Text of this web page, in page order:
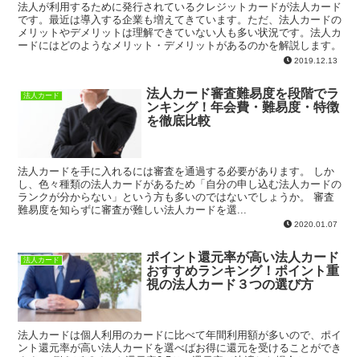
法人が利用するために発行されているクレジットカードが法人カード
です。最近は導入する企業も増えてきています。ただ、法人カードの
メリットやデメリットは理解できていない人も多い状況です。法人カ
ードにはどのようなメリット・デメリットがあるのかを解説します。
2019.12.13
法人カード
法人カード審査難易度を段階でラ
ンキング！年会費・難易度・特徴
を徹底比較
法人カードを手に入れるには審査を通過する必要があります。 しか
し、色々種類の法人カードがあるため「自分の申し込む法人カードの
ランクが分からない」という方も多いのではないでしょうか。 審査
難易度を知らずに審査が難しい法人カードを選...
2020.01.07
法人カード
ポイント還元率が高い法人カード
おすすめランキング！ポイント重
視の法人カード３つの選び方
法人カードは個人利用のカードに比べて年間利用額が多いので、ポイ
ント還元率が高い法人カードを選べばお得に還元を受けることができ